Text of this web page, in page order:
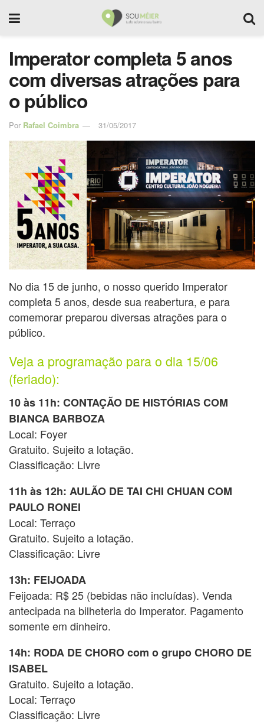
Imperator completa 5 anos
com diversas atrações para
o público
Por Rafael Coimbra 31/05/2017
No dia 15 de junho, o nosso querido Imperator
completa 5 anos, desde sua reabertura, e para
comemorar preparou diversas atrações para o
público.
Veja a programação para o dia 15/06
(feriado):
10 às 11h: CONTAÇÃO DE HISTÓRIAS COM
BIANCA BARBOZA
Local: Foyer
Gratuito. Sujeito a lotação.
Classificação: Livre
11h às 12h: AULÃO DE TAI CHI CHUAN COM
PAULO RONEI
Local: Terraço
Gratuito. Sujeito a lotação.
Classificação: Livre
13h: FEIJOADA
Feijoada: R$ 25 (bebidas não incluídas). Venda
antecipada na bilheteria do Imperator. Pagamento
somente em dinheiro.
14h: RODA DE CHORO com o grupo CHORO DE
ISABEL
Gratuito. Sujeito a lotação.
Local: Terraço
Classificação: Livre